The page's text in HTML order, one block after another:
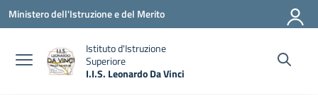
Vai ai contenuti
Vai al menu di navigazione
Vai al footer
Ministero dell'Istruzione e del Merito
Istituto d'Istruzione
Superiore
I.I.S. Leonardo Da Vinci